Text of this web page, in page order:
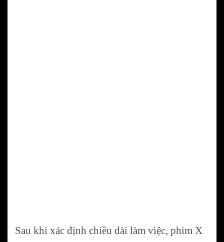
Sau khi xác định chiều dài làm việc, phim X